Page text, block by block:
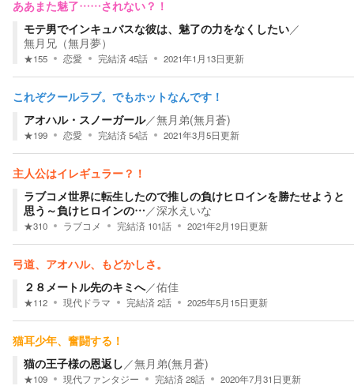
ああまた魅了……されない？！
モテ男でインキュバスな彼は、魅了の力をなくしたい／
無月兄（無月夢）
★155 恋愛 完結済45話 2021年1月13日更新
これぞクールラブ。でもホットなんです！
アオハル・スノーガール／無月弟(無月蒼)
★199 恋愛 完結済54話 2021年3月5日更新
主人公はイレギュラー？！
ラブコメ世界に転生したので推しの負けヒロインを勝たせようと
思う～負けヒロインの…／深水えいな
★310 ラブコメ 完結済 101話 2021年2月19日更新
弓道、アオハル、もどかしさ。
２８メートル先のキミへ／佑佳
★112 現代ドラマ 完結済2話 2025年5月15日更新
猫耳少年、奮闘する！
猫の王子様の恩返し／無月弟(無月蒼)
★109 現代ファンタジー 完結済28話 2020年7月31日更新